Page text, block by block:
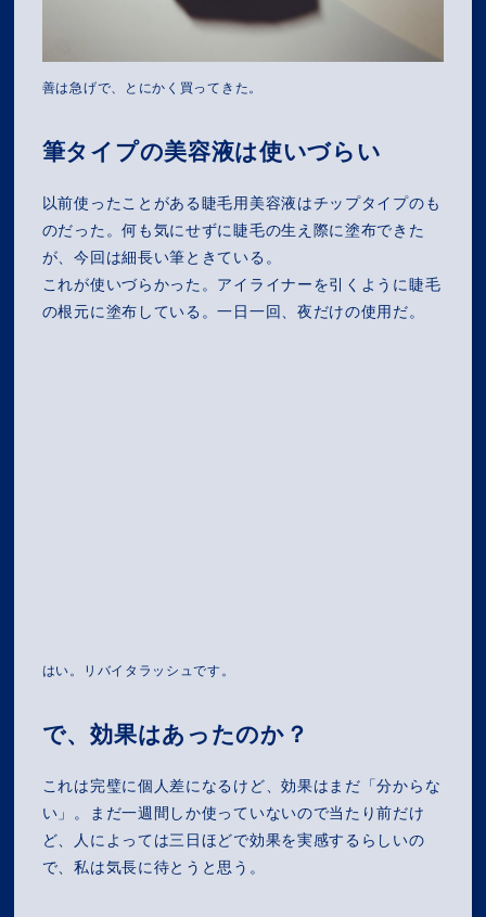
MISSION
善は急げで、とにかく買ってきた。
筆タイプの美容液は使いづらい
以前使ったことがある睫毛用美容液はチップタイプのも
のだった。何も気にせずに睫毛の生え際に塗布できた
が、今回は細長い筆ときている。
これが使いづらかった。アイライナーを引くように睫毛
の根元に塗布している。一日一回、夜だけの使用だ。
はい。リバイタラッシュです。
で、効果はあったのか？
これは完璧に個人差になるけど、効果はまだ「分からな
い」。まだ一週間しか使っていないので当たり前だけ
ど、人によっては三日ほどで効果を実感するらしいの
で、私は気長に待とうと思う。